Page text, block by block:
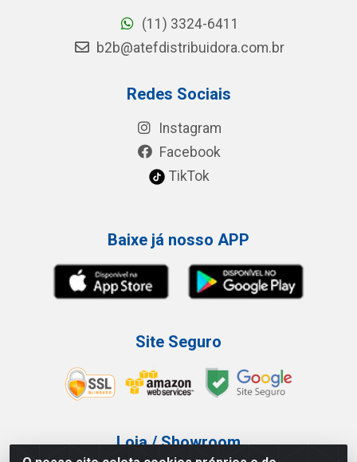
(11) 3324-6411
b2b@atefdistribuidora.com.br
Redes Sociais
Instagram
Facebook
TikTok
Baixe já nosso APP
Site Seguro
Loja / Showroom